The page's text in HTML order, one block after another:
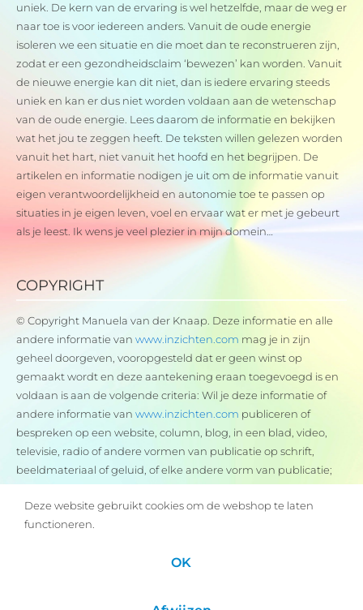
uniek. De kern van de ervaring is wel hetzelfde, maar de weg er
naar toe is voor iedereen anders. Vanuit de oude energie
isoleren we een situatie en die moet dan te reconstrueren zijn,
zodat er een gezondheidsclaim ‘bewezen’ kan worden. Vanuit
de nieuwe energie kan dit niet, dan is iedere ervaring steeds
uniek en kan er dus niet worden voldaan aan de wetenschap
van de oude energie. Lees daarom de informatie en bekijken
wat het jou te zeggen heeft. De teksten willen gelezen worden
vanuit het hart, niet vanuit het hoofd en het begrijpen. De
artikelen en informatie nodigen je uit om de informatie vanuit
eigen verantwoordelijkheid en autonomie toe te passen op
situaties in je eigen leven, voel en ervaar wat er met je gebeurt
als je leest. Ik wens je veel plezier in mijn domein…
COPYRIGHT
© Copyright Manuela van der Knaap. Deze informatie en alle
andere informatie van www.inzichten.com mag je in zijn
geheel doorgeven, vooropgesteld dat er geen winst op
gemaakt wordt en deze aantekening eraan toegevoegd is en
voldaan is aan de volgende criteria: Wil je deze informatie of
andere informatie van www.inzichten.com publiceren of
bespreken op een website, column, blog, in een blad, video,
televisie, radio of andere vormen van publicatie op schrift,
beeldmateriaal of geluid, of elke andere vorm van publicatie;
dan is dit uitsluitend toegestaan met schriftelijke toestemming
van de auteur vanwww.inzichten.com. De auteur is te
bereiken per mail via
Deze website gebruikt cookies om de webshop te laten
functioneren.
OK